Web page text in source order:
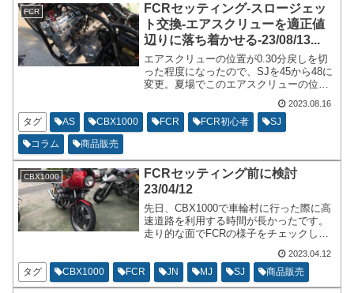
FCR
FCRセッティング-スロージェッ
ト交換-エアスクリューを適正値
辺りに落ち着かせる-23/08/13...
エアスクリューの位置が0.30分戻しを切
った程度になったので、SJを45から48に
変更。夏場でこのエアスクリューの位置
は冬になるとエアスクリューを締めたり
するのでよくはなさそうと言うのが理由
でございます。
2023.08.16
タグ AS CBX1000 FCR FCR初心者
SJ
コラム
商品販売
CBX1000
FCRセッティング前に検討
23/04/12
先日、CBX1000で車輪村に行った際に高
速道路を利用する時間が長かったです。
走り的な面でFCRの様子をチェックした
分が奏功したフィーリングが全体的に濃
い目だなと思うのが、感想でございま
す。
2023.04.12
タグ CBX1000 FCR JN MJ SJ 商品販売